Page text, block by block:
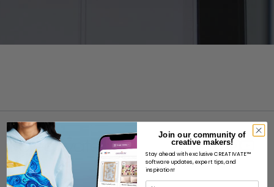
SOBRE
Join our community of
creative makers!
Stay ahead with exclusive CREATIVATE™
software updates, expert tips, and
inspiration!
Nome